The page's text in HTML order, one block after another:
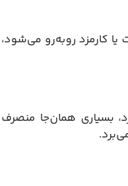
یا کارمزد روبه‌رو می‌شود،
بسیاری همان‌جا منصرف